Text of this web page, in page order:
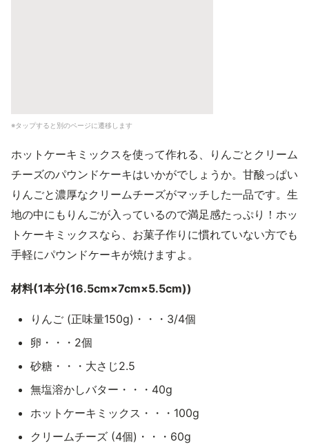
※タップすると別のページに遷移します
ホットケーキミックスを使って作れる、りんごとクリーム
チーズのパウンドケーキはいかがでしょうか。甘酸っぱい
りんごと濃厚なクリームチーズがマッチした一品です。生
地の中にもりんごが入っているので満足感たっぷり！ホッ
トケーキミックスなら、お菓子作りに慣れていない方でも
手軽にパウンドケーキが焼けますよ。
材料(1本分(16.5cm×7cm×5.5cm))
りんご (正味量150g)・・・3/4個
卵・・・2個
砂糖・・・大さじ2.5
無塩溶かしバター・・・40g
ホットケーキミックス・・・100g
クリームチーズ (4個)・・・60g